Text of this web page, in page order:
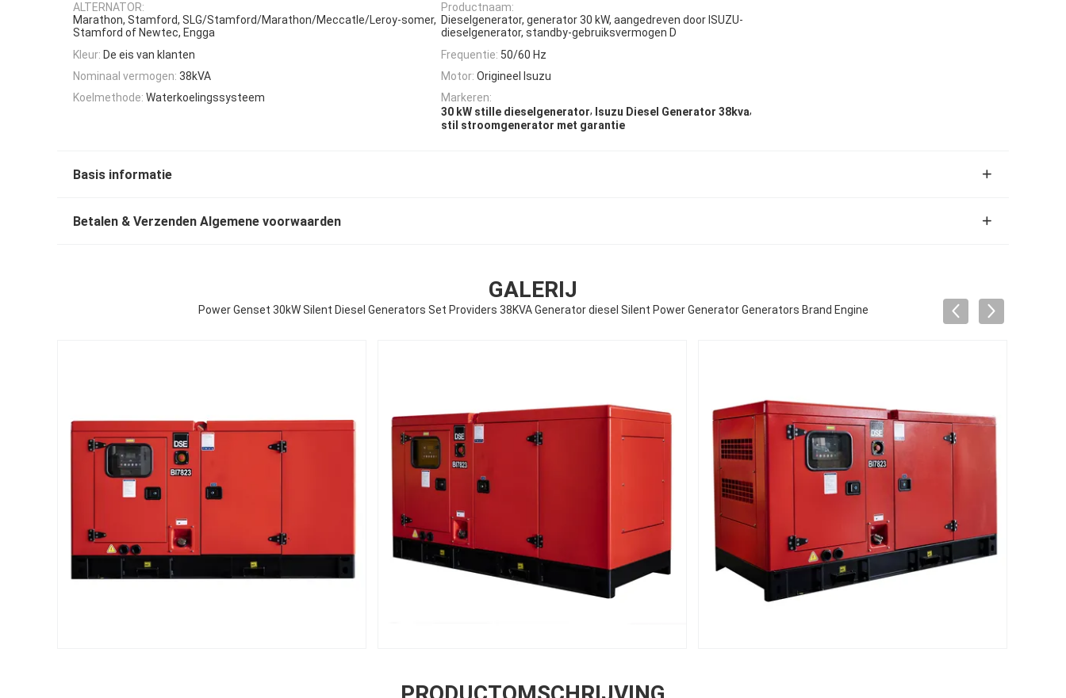
ALTERNATOR:
Marathon, Stamford, SLG/Stamford/Marathon/Meccatle/Leroy-somer,
Stamford of Newtec, Engga
Productnaam:
Dieselgenerator, generator 30 kW, aangedreven door ISUZU-
dieselgenerator, standby-gebruiksvermogen D
Kleur: De eis van klanten Frequentie: 50/60 Hz
Nominaal vermogen: 38kVA Motor: Origineel Isuzu
Koelmethode: Waterkoelingssysteem
Markeren:
30 kW stille dieselgenerator, Isuzu Diesel Generator 38kva,
stil stroomgenerator met garantie
Basis informatie
Betalen & Verzenden Algemene voorwaarden
GALERIJ
Power Genset 30kW Silent Diesel Generators Set Providers 38KVA Generator diesel Silent Power Generator Generators Brand Engine